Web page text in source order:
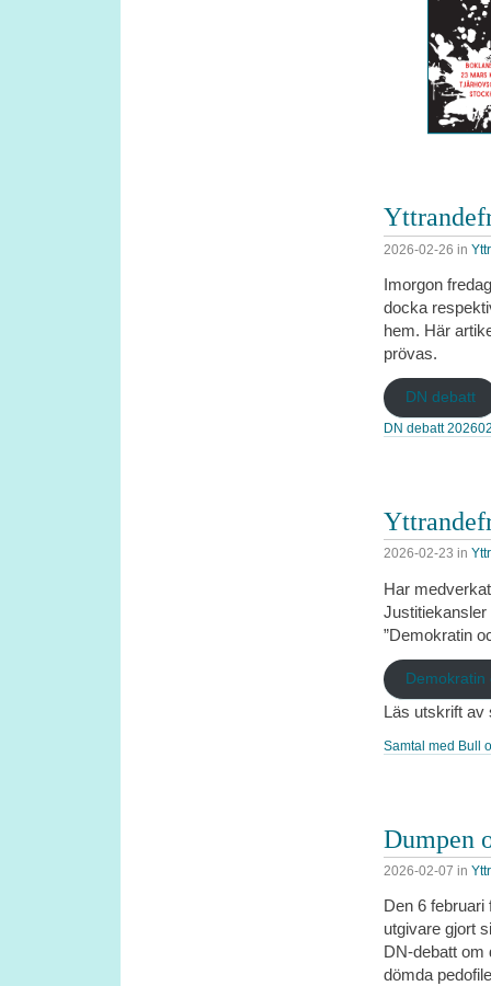
2026-02-26 in
Imorgon
docka
hem. Här
prövas.
DN debatt
DN debatt
2026-02-23 in
Har
Justitiekansler
”Demokratin
Demokratin
Läs utskrift av
Samtal med Bull
Dumpen
2026-02-07 in
Den 6
utgivare gjort
DN-debatt om
dömda